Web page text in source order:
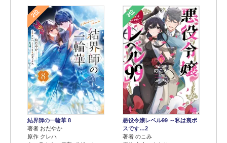
2位
結界師の一輪華 8
著者 おだやか
原作 クレハ
3位
悪役令嬢レベル99 ～私は裏ボ
スです…2
著者 のこみ